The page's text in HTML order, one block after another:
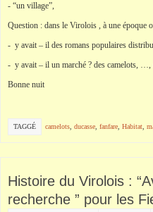
- “un village”,
Question : dans le Virolois , à une époque
- y avait – il des romans populaires
- y avait – il un marché ? des camelots, …,
Bonne nuit
TAGGÉ camelots ducasse fanfare Habitat
Histoire du Virolois :
recherche ” pour les